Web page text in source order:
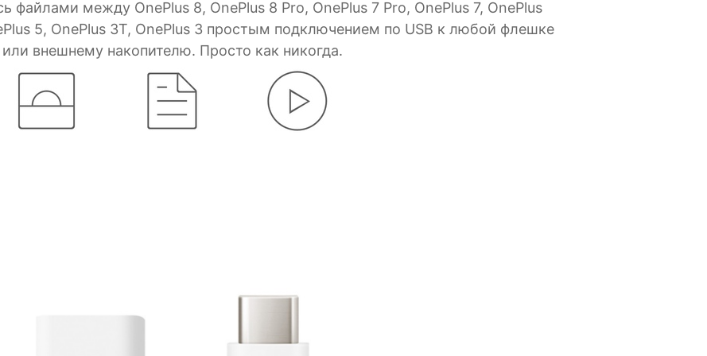
файлами между OnePlus 8, OnePlus 8 Pro, OnePlus 7 Pro, OnePlus 7, OnePlus
5, OnePlus 3T, OnePlus 3 простым подключением по USB к любой флешке
или внешнему накопителю. Просто как никогда.